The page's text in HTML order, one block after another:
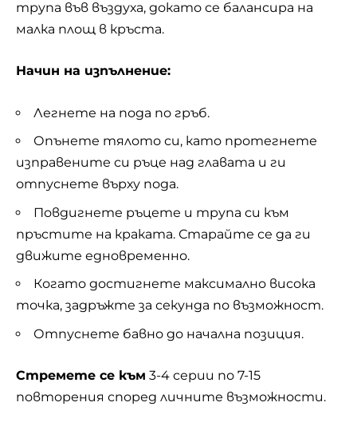
трупа във въздуха, докато се балансира на
малка площ в кръста.
Начин на изпълнение:
Легнете на пода по гръб.
Опънете тялото си, като протегнете
изправените си ръце над главата и ги
отпуснете върху пода.
Повдигнете ръцете и трупа си към
пръстите на краката. Старайте се да ги
движите едновременно.
Когато достигнете максимално висока
точка, задръжте за секунда по възможност.
Отпуснете бавно до начална позиция.
Стремете се към 3-4 серии по 7-15
повторения според личните възможности.